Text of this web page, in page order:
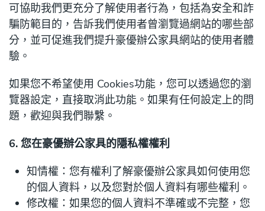
可協助我們更充分了解使用者行為，包括為安全和詐
騙防範目的，告訴我們使用者曾瀏覽過網站的哪些部
分，並可促進我們提升豪優辦公家具網站的使用者體
驗。
如果您不希望使用 Cookies功能，您可以透過您的瀏
覽器設定，直接取消此功能。如果有任何設定上的問
題，歡迎與我們聯繫。
6. 您在豪優辦公家具的隱私權權利
知情權：您有權利了解豪優辦公家具如何使用您
的個人資料，以及您對於個人資料有哪些權利。
修改權：如果您的個人資料不準確或不完整，您